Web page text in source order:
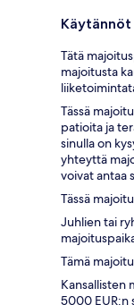
Käytännöt
Tätä
majoitusta
Tässä
patioita ja
sinulla on
yhteyttä
voivat antaa
Tässä
Juhlien tai
Tämä
Kansallisten
5000 EUR:n